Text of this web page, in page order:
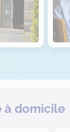
à domicile